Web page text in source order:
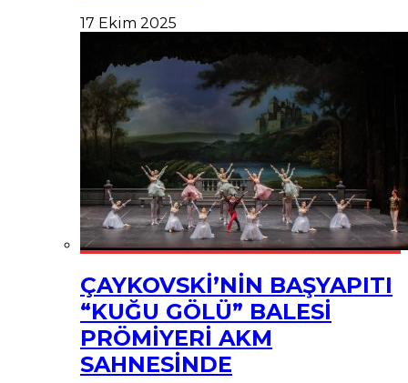
17 Ekim 2025
ÇAYKOVSKİ’NİN BAŞYAPITI
“KUĞU GÖLÜ” BALESİ
PRÖMİYERİ AKM
SAHNESİNDE